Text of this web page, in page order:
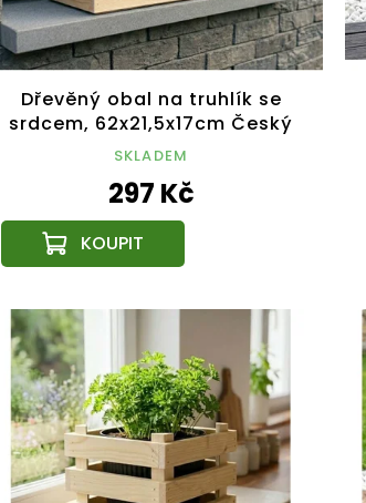
Dřevěný obal na truhlík se
srdcem, 62x21,5x17cm Český
výrobek
SKLADEM
297 Kč